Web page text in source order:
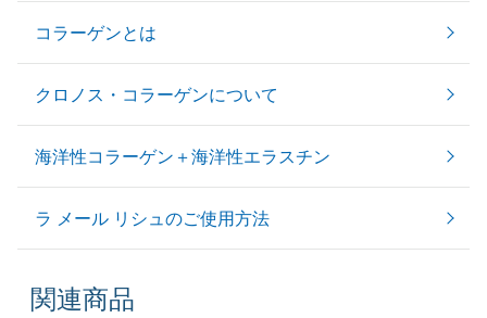
コラーゲンとは
クロノス・コラーゲンについて
海洋性コラーゲン＋海洋性エラスチン
ラ メール リシュのご使用方法
関連商品